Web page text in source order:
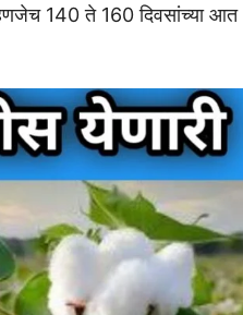
140 ते 160 दिवसांच्या आत